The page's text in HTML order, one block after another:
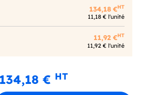
134,18 €HT
11,18 € l'unité
11,92 €HT
11,92 € l'unité
134,18 € HT